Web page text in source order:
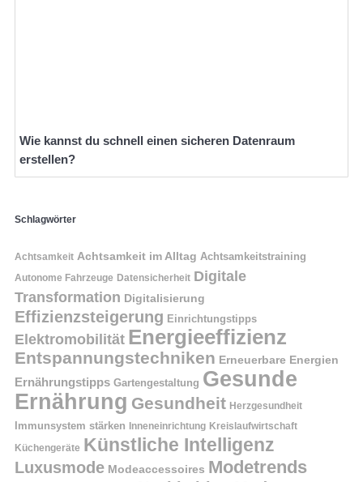
Wie kannst du schnell einen sicheren Datenraum
erstellen?
Schlagwörter
Achtsamkeit Achtsamkeit im Alltag Achtsamkeitstraining
Autonome Fahrzeuge Datensicherheit Digitale
Transformation Digitalisierung
Effizienzsteigerung Einrichtungstipps
Elektromobilität Energieeffizienz
Entspannungstechniken Erneuerbare Energien
Ernährungstipps Gartengestaltung Gesunde
Ernährung Gesundheit Herzgesundheit
Immunsystem stärken Inneneinrichtung Kreislaufwirtschaft
Küchengeräte Künstliche Intelligenz
Luxusmode Modeaccessoires Modetrends